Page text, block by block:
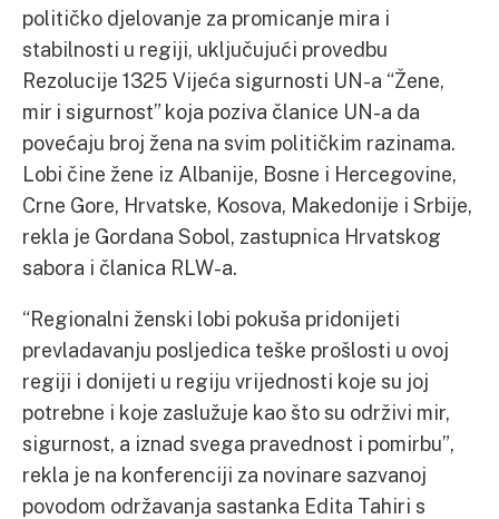
političko djelovanje za promicanje mira i
stabilnosti u regiji, uključujući provedbu
Rezolucije 1325 Vijeća sigurnosti UN-a “Žene,
mir i sigurnost” koja poziva članice UN-a da
povećaju broj žena na svim političkim razinama.
Lobi čine žene iz Albanije, Bosne i Hercegovine,
Crne Gore, Hrvatske, Kosova, Makedonije i Srbije,
rekla je Gordana Sobol, zastupnica Hrvatskog
sabora i članica RLW-a.
“Regionalni ženski lobi pokuša pridonijeti
prevladavanju posljedica teške prošlosti u ovoj
regiji i donijeti u regiju vrijednosti koje su joj
potrebne i koje zaslužuje kao što su održivi mir,
sigurnost, a iznad svega pravednost i pomirbu”,
rekla je na konferenciji za novinare sazvanoj
povodom održavanja sastanka Edita Tahiri s